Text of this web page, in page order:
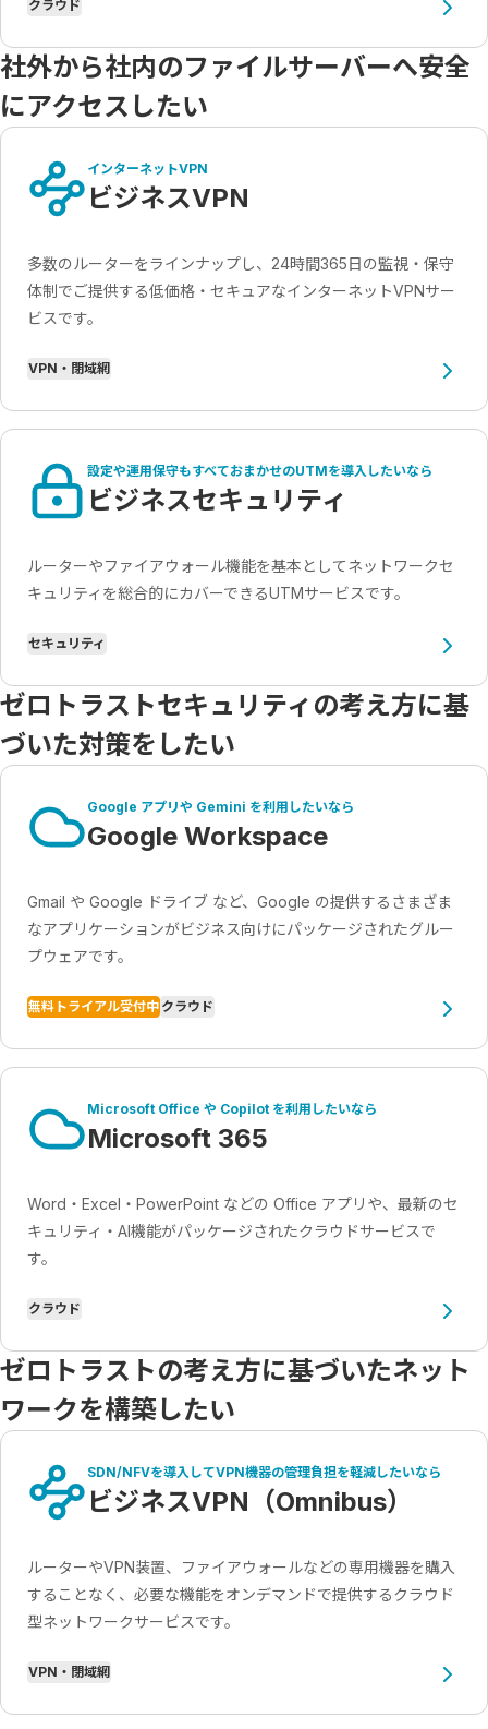
クラウド
社外から社内のファイルサーバーへ安全
にアクセスしたい
インターネットVPN
ビジネスVPN
多数のルーターをラインナップし、24時間365日の監視・保守
体制でご提供する低価格・セキュアなインターネットVPNサー
ビスです。
VPN・閉域網
設定や運用保守もすべておまかせのUTMを導入したいなら
ビジネスセキュリティ
ルーターやファイアウォール機能を基本としてネットワークセ
キュリティを総合的にカバーできるUTMサービスです。
セキュリティ
ゼロトラストセキュリティの考え方に基
づいた対策をしたい
Google アプリや Gemini を利用したいなら
Google Workspace
Gmail や Google ドライブ など、Google の提供するさまざま
なアプリケーションがビジネス向けにパッケージされたグルー
プウェアです。
無料トライアル受付中 クラウド
Microsoft Office や Copilot を利用したいなら
Microsoft 365
Word・Excel・PowerPoint などの Office アプリや、最新のセ
キュリティ・AI機能がパッケージされたクラウドサービスで
す。
クラウド
ゼロトラストの考え方に基づいたネット
ワークを構築したい
SDN/NFVを導入してVPN機器の管理負担を軽減したいなら
ビジネスVPN（Omnibus）
ルーターやVPN装置、ファイアウォールなどの専用機器を購入
することなく、必要な機能をオンデマンドで提供するクラウド
型ネットワークサービスです。
VPN・閉域網